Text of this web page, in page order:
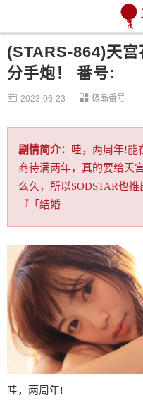
(STARS-864)天
分手炮！ 番号:
 2023-06-23  极品番号
剧情简介：
哇，两周年!能
商待满两年，真的要给天
么久，所以SODSTAR也
『「结婚
哇，两周年!